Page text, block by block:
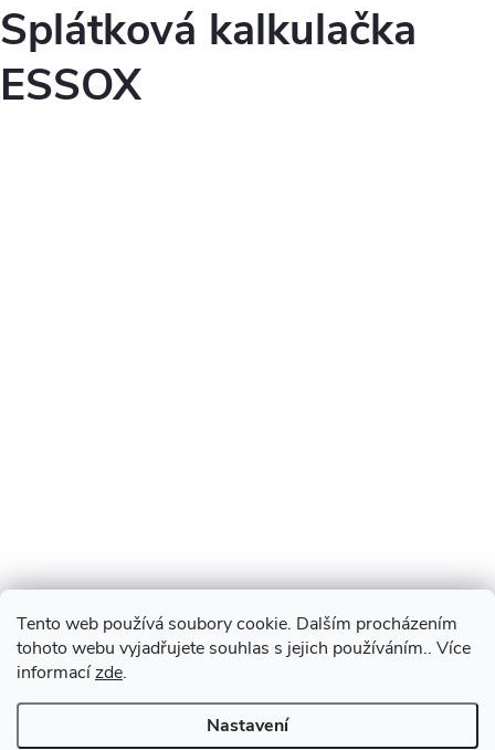
Tento web používá soubory cookie. Dalším procházením
tohoto webu vyjadřujete souhlas s jejich používáním.. Více
informacízde.
Nastavení
Splátková kalkulačka
ESSOX